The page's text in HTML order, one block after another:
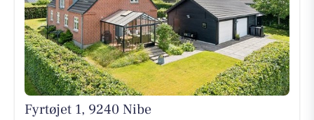
Fyrtøjet 1, 9240 Nibe